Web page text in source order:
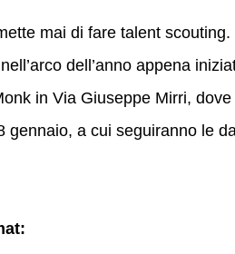
mai di fare talent
dell’anno appena
in Via Giuseppe Mirri,
a cui seguiranno le